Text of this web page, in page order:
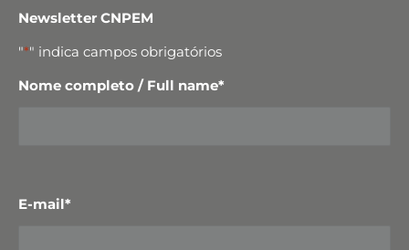
Newsletter CNPEM
"*" indica campos obrigatórios
Nome completo / Full name*
E-mail*